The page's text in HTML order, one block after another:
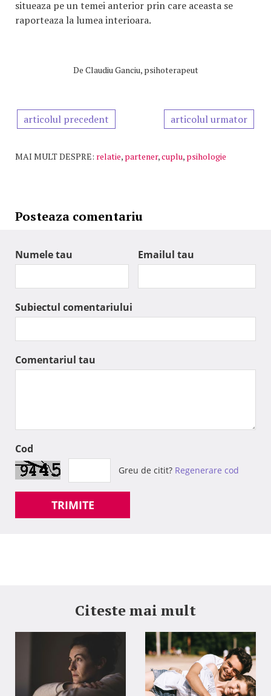
situeaza pe un temei anterior prin care aceasta se
raporteaza la lumea interioara.
De Claudiu Ganciu, psihoterapeut
articolul precedent articolul urmator
MAI MULT DESPRE: relatie, partener,cuplu, psihologie
Posteaza comentariu
Numele tau Emailul tau
Subiectul comentariului
Comentariul tau
Cod
Greu de citit? Regenerare cod
TRIMITE
Citeste mai mult